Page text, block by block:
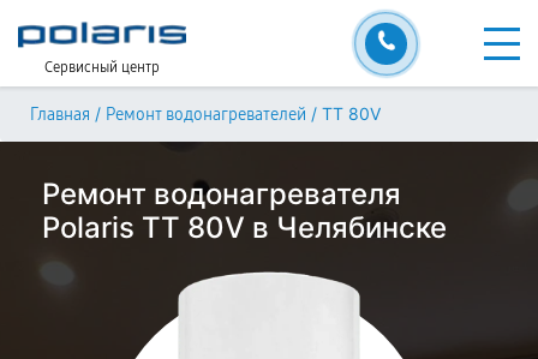
Сервисный центр
Главная / Ремонт водонагревателей / TT 80V
Ремонт водонагревателя
Polaris TT 80V в Челябинске